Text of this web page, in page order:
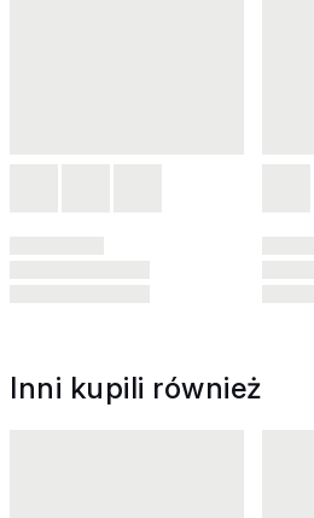
Inni kupili również